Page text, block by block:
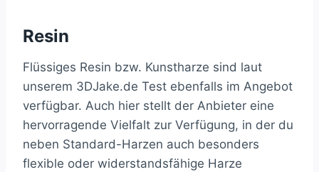
Resin
Flüssiges Resin bzw. Kunstharze sind laut
unserem 3DJake.de Test ebenfalls im Angebot
verfügbar. Auch hier stellt der Anbieter eine
hervorragende Vielfalt zur Verfügung, in der du
neben Standard-Harzen auch besonders
flexible oder widerstandsfähige Harze